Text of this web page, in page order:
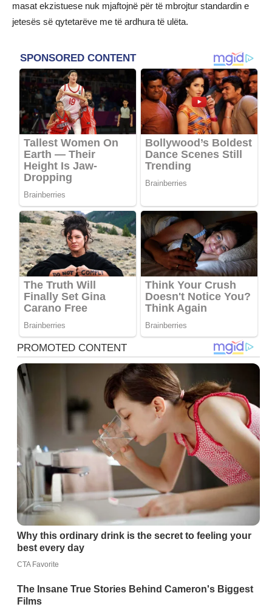
masat ekzistuese nuk mjaftojnë për të mbrojtur standardin e
jetesës së qytetarëve me të ardhura të ulëta.